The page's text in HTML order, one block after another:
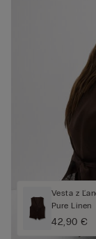
Vesta z
Pure Linen
42,90 €